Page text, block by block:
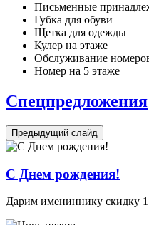
Письменные
Губка для обуви
Щетка для одежды
Кулер на этаже
Обслуживание
Номер на 5 этаже
Спецпредложения
Предыдущий слайд
С Днем рождения!
Дарим имениннику скидку